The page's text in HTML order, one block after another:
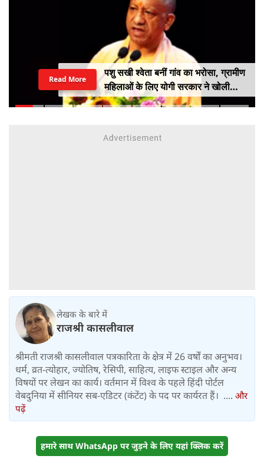
पशु सखी श्वेता बनीं गांव का भरोसा, ग्रामीण
महिलाओं के लिए योगी सरकार ने खोली
आत्मनिर्भरता की राह
Read More
लेखक के बारे में
राजश्री कासलीवाल
श्रीमती राजश्री कासलीवाल पत्रकारिता के क्षेत्र में 26 वर्षों का अनुभव।
धर्म, व्रत-त्योहार, ज्योतिष, रेसिपी, साहित्य, लाइफ स्टाइल और अन्य
विषयों पर लेखन का कार्य। वर्तमान में विश्‍व के पहले हिंदी पोर्टल
वेबदुनिया में सीनियर सब-एडिटर (कंटेंट) के पद पर कार्यरत हैं। .... और
पढ़ें
हमारे साथ WhatsApp पर जुड़ने के लिए यहां क्लिक करें